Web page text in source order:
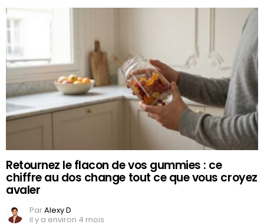
Retournez le flacon de vos gummies : ce
chiffre au dos change tout ce que vous croyez
avaler
ParAlexy D
il y a environ 4 mois